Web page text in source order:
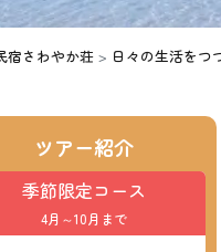
宿さわやか荘 > 日々の生活をつ
ツアー紹介
季節限定コース
4月～10月まで